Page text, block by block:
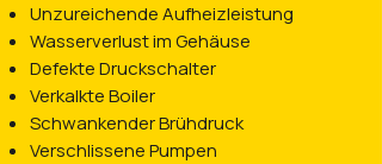
Unzureichende Aufheizleistung
Wasserverlust im Gehäuse
Defekte Druckschalter
Verkalkte Boiler
Schwankender Brühdruck
Verschlissene Pumpen